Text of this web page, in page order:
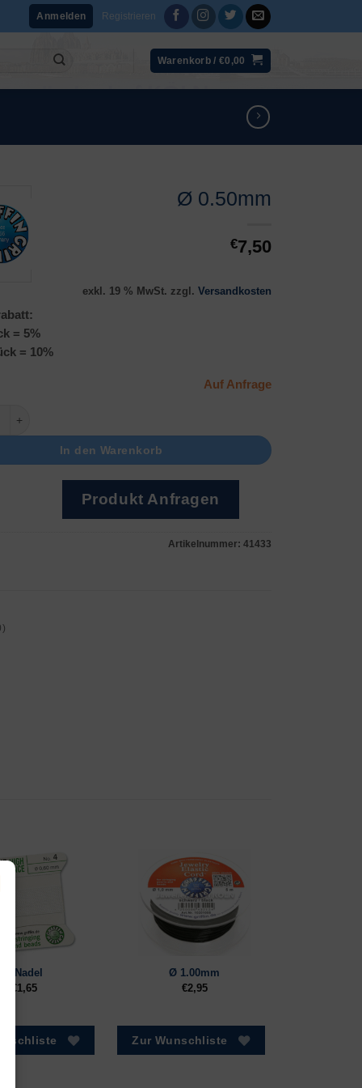
Anmelden Registrieren
Warenkorb /€0,00
Ø 0.50mm
€7,50
exkl. 19 % MwSt. zzgl. Versandkosten
= 5%
= 10%
Auf Anfrage
In den Warenkorb
Produkt Anfragen
Artikelnummer: 41433
1 Nadel
€1,65
Ø 1.00mm
€2,95
Zur Wunschliste